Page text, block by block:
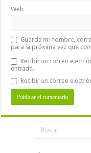
Web
Guarda mi nombre,
para la próxima vez que
Recibir un correo
entrada.
Recibir un correo